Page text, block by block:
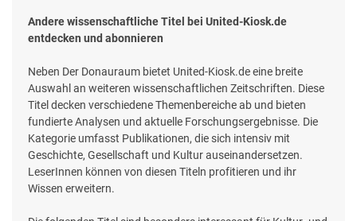
Andere wissenschaftliche Titel bei United-Kiosk.de
entdecken und abonnieren
Neben Der Donauraum bietet United-Kiosk.de eine breite
Auswahl an weiteren wissenschaftlichen Zeitschriften. Diese
Titel decken verschiedene Themenbereiche ab und bieten
fundierte Analysen und aktuelle Forschungsergebnisse. Die
Kategorie umfasst Publikationen, die sich intensiv mit
Geschichte, Gesellschaft und Kultur auseinandersetzen.
LeserInnen können von diesen Titeln profitieren und ihr
Wissen erweitern.